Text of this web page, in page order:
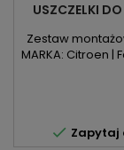
USZCZELKI
Zestaw
MARKA: Citroen |
| C3 | Nemo |
307 | 1007 |
| F6JA | F6JB |
 Zapytaj